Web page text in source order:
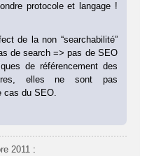
protocole et langage !
de la non “searchabilité”
de search => pas de SEO
de référencement des
elles ne sont pas
cas du SEO.
2011 :